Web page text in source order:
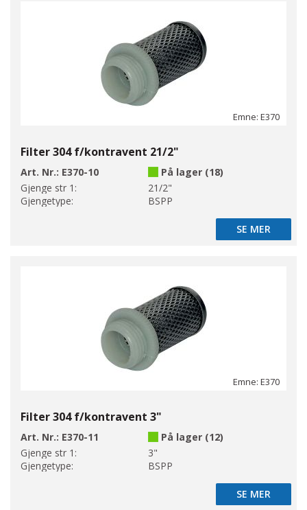
Emne: E370
Filter 304 f/kontravent 21/2"
Art. Nr.: E370-10
På lager (18)
Gjenge str 1:
21/2"
Gjengetype:
BSPP
SE MER
SE MER
Emne: E370
Filter 304 f/kontravent 3"
Art. Nr.: E370-11
På lager (12)
Gjenge str 1:
3"
Gjengetype:
BSPP
SE MER
SE MER